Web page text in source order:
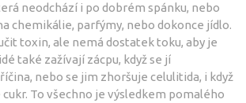
neodchází i po dobrém spánku, nebo
chemikálie, parfýmy, nebo dokonce jídlo.
toxin, ale nemá dostatek toku, aby je
také zažívají zácpu, když se jí
nebo se jim zhoršuje celulitida, i když
To všechno je výsledkem pomalého